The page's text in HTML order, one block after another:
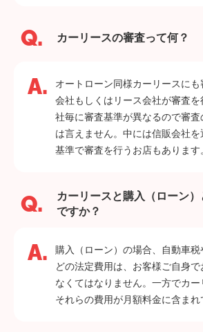
カーリースの審査って何？
オートローン同様カーリースに
会社もしくはリース会社が審査
社毎に審査基準が異なるので審
は言えません。中には信販会社
基準で審査を行うお店もあります
カーリースと購入（ローン
ですか？
購入（ローン）の場合、自動車
どの法定費用は、お客様ご自身
なくてはなりません。一方でカー
それらの費用が月額料金に含まれ